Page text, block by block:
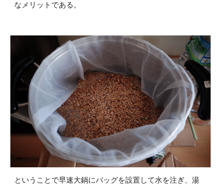
なメリットである。
ということで早速大鍋にバッグを設置して水を注ぎ、湯